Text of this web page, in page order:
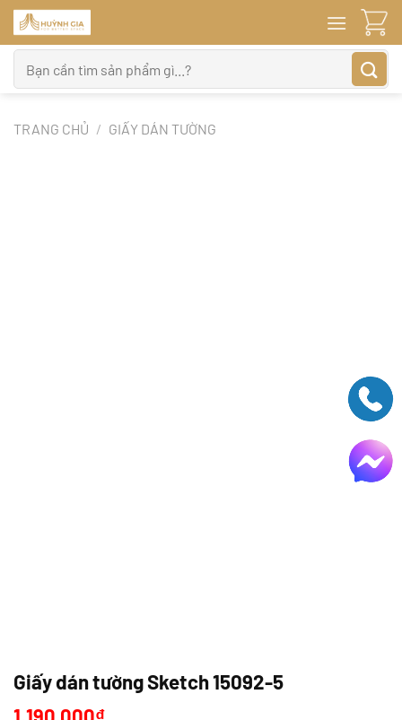
Bỏ
qua
nội
dung
kiếm:
TRANG CHỦ / GIẤY DÁN TƯỜNG
Giấy dán tường Sketch 15092-5
1.190.000₫